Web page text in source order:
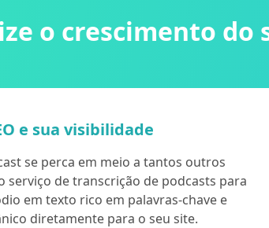
o crescimento do
e sua visibilidade
se perca em meio a tantos outros
serviço de transcrição de podcasts para
em texto rico em palavras-chave e
diretamente para o seu site.